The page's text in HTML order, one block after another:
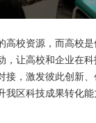
校资源，而高校是
让高校和企业在
，激发彼此创新
区科技成果转化